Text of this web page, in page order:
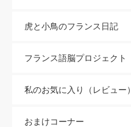
虎と小鳥のフランス日記
フランス語脳プロジェクト
私のお気に入り（レビュー）
おまけコーナー